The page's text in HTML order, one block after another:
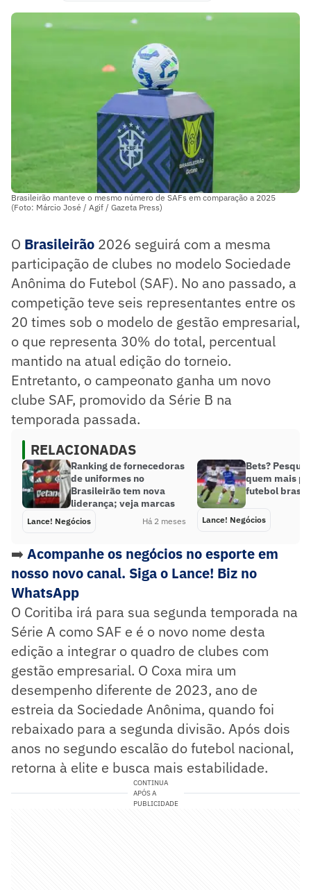
Brasileirão manteve o mesmo número de SAFs em comparação a 2025
(Foto: Márcio José / Agif / Gazeta Press)
O Brasileirão 2026 seguirá com a mesma
participação de clubes no modelo Sociedade
Anônima do Futebol (SAF). No ano passado, a
competição teve seis representantes entre os
20 times sob o modelo de gestão empresarial,
o que representa 30% do total, percentual
mantido na atual edição do torneio.
Entretanto, o campeonato ganha um novo
clube SAF, promovido da Série B na
temporada passada.
RELACIONADAS
Ranking de fornecedoras
de uniformes no
Brasileirão tem nova
liderança; veja marcas
Lance! Negócios Há 2 meses
Bets?
quem mais
futebol
Lance! Negócios
➡️ Acompanhe os negócios no esporte em
nosso novo canal. Siga o Lance! Biz no
WhatsApp
O Coritiba irá para sua segunda temporada na
Série A como SAF e é o novo nome desta
edição a integrar o quadro de clubes com
gestão empresarial. O Coxa mira um
desempenho diferente de 2023, ano de
estreia da Sociedade Anônima, quando foi
rebaixado para a segunda divisão. Após dois
anos no segundo escalão do futebol nacional,
retorna à elite e busca mais estabilidade.
CONTINUA
APÓS A
PUBLICIDADE